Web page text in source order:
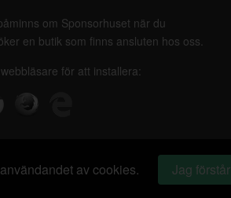
om Sponsorhuset när du
en butik som finns ansluten hos oss.
för att installera:
av cookies. Jag förstår